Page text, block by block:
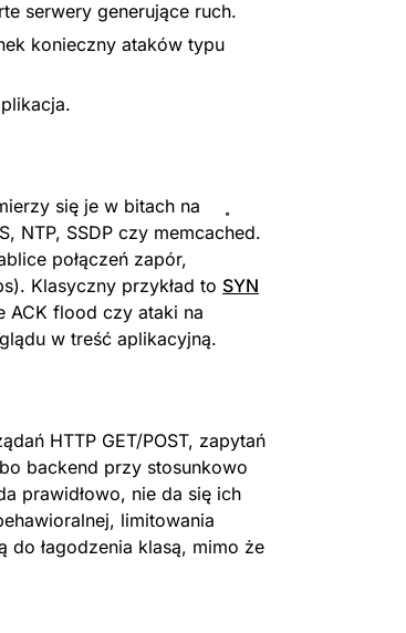
serwery generujące ruch.
konieczny ataków typu
się je w bitach na
NTP, SSDP czy memcached.
połączeń zapór,
Klasyczny przykład to SYN
ACK flood czy ataki na
w treść aplikacyjną.
HTTP GET/POST, zapytań
backend przy stosunkowo
prawidłowo, nie da się ich
limitowania
łagodzenia klasą, mimo że